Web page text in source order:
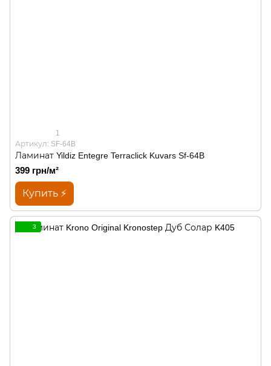
1
Артикул: SF-64B
Ламинат Yildiz Entegre Terraclick Kuvars Sf-64B
399 грн/м²
Купить ⚡
3